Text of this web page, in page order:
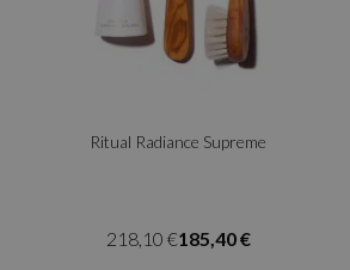
Ritual Radiance Supreme
185,40 €
218,10 €